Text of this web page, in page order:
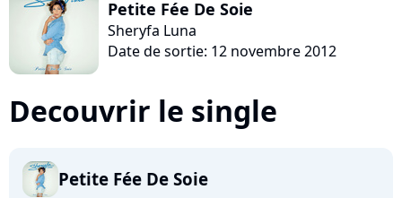
Petite Fée De Soie
Sheryfa Luna
Date de sortie: 12 novembre 2012
Decouvrir le single
Petite Fée De Soie